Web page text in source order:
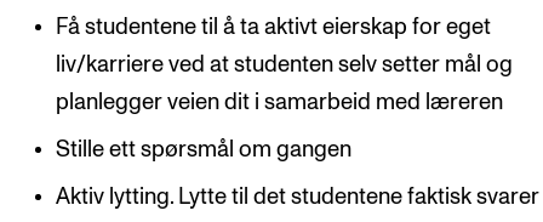
Få studentene til å ta aktivt eierskap for eget
liv/karriere ved at studenten selv setter mål og
planlegger veien dit i samarbeid med læreren
Stille ett spørsmål om gangen
Aktiv lytting. Lytte til det studentene faktisk